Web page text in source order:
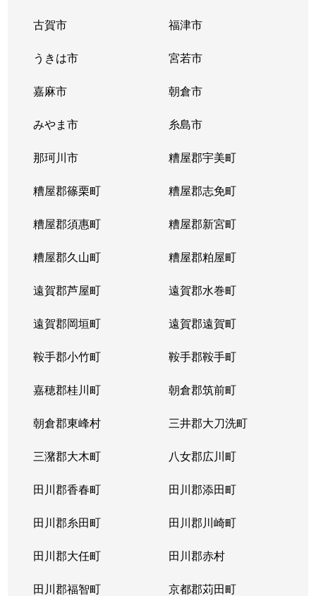
古賀市 福津市
うきは市 宮若市
嘉麻市 朝倉市
みやま市 糸島市
那珂川市 糟屋郡宇美町
糟屋郡篠栗町 糟屋郡志免町
糟屋郡須惠町 糟屋郡新宮町
糟屋郡久山町 糟屋郡粕屋町
遠賀郡芦屋町 遠賀郡水巻町
遠賀郡岡垣町 遠賀郡遠賀町
鞍手郡小竹町 鞍手郡鞍手町
嘉穂郡桂川町 朝倉郡筑前町
朝倉郡東峰村 三井郡大刀洗町
三潴郡大木町 八女郡広川町
田川郡香春町 田川郡添田町
田川郡糸田町 田川郡川崎町
田川郡大任町 田川郡赤村
田川郡福智町 京都郡苅田町